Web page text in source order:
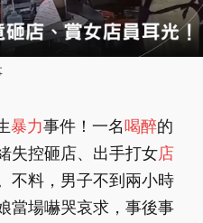
暴力事件！一名喝醉的
失控砸店、出手打女店
不料，男子不到兩小時
當場嚇哭哀求，事後事